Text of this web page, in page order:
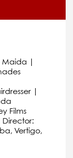
Maida |
|
Films
Director:
Vertigo,